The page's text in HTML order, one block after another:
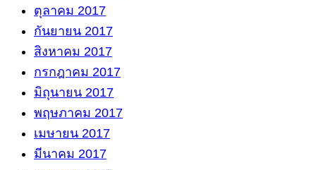
ตุลาคม 2017
กันยายน 2017
สิงหาคม 2017
กรกฎาคม 2017
มิถุนายน 2017
พฤษภาคม 2017
เมษายน 2017
มีนาคม 2017